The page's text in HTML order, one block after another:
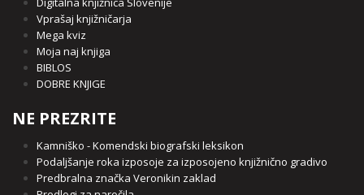
Vprašaj knjižničarja
Mega kviz
Moja naj knjiga
BIBLOS
DOBRE KNJIGE
NE PREZRITE
Kamniško - Komendski biografski leksikon
Podaljšanje roka izposoje za izposojeno knjižnično gradivo
Predbralna značka Veronikin zaklad